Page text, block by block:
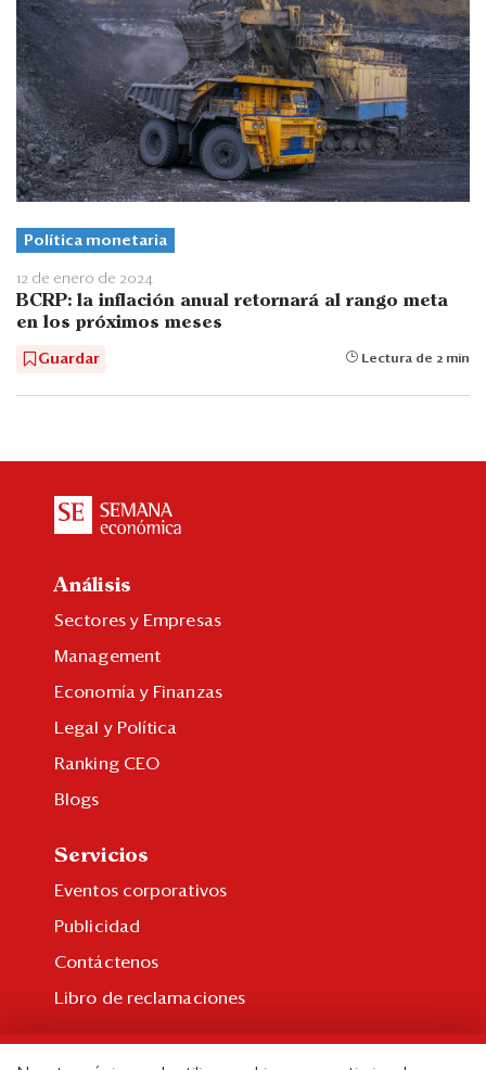
Política monetaria
12 de enero de 2024
BCRP: la inflación anual retornará al rango meta
en los próximos meses
Guardar Lectura de 2 min
Análisis
Sectores y Empresas
Management
Economía y Finanzas
Legal y Política
Ranking CEO
Blogs
Servicios
Eventos corporativos
Publicidad
Contáctenos
Libro de reclamaciones